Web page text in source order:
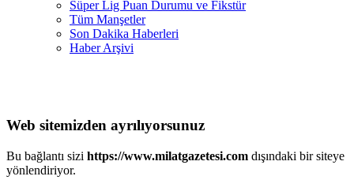
Süper Lig Puan Durumu ve Fikstür
Tüm Manşetler
Son Dakika Haberleri
Haber Arşivi
Web sitemizden ayrılıyorsunuz
Bu bağlantı sizi https://www.milatgazetesi.com dışındaki bir siteye
yönlendiriyor.